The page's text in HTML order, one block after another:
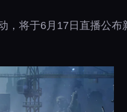
，将于6月17日直播公布